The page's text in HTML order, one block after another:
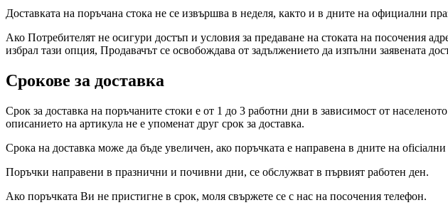
Доставката на поръчана стока не се извършва в неделя, както и в дните на официални
Ако Потребителят не осигури достъп и условия за предаване на стоката на посочения
избрал тази опция, Продавачът се освобождава от задължението да изпълни заявената
Срокове за доставка
Срок за доставка на поръчаните стоки e от 1 до 3 работни дни в зависимост от
описанието на артикула не е упоменат друг срок за доставка.
Срока на доставка може да бъде увеличен, ако поръчката е направена в дните на
Поръчки направени в празнични и почивни дни, се обслужват в първият работен ден.
Ако поръчката Ви не пристигне в срок, моля свържете се с нас на посочения телефон.